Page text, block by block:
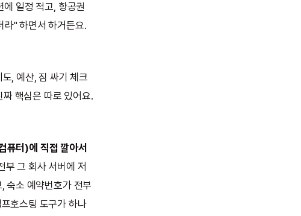
일정 적고, 항공권
라" 하면서 하거든요.
, 예산, 짐 싸기 체크
핵심은 따로 있어요.
퓨터)에 직접 깔아서
부 그 회사 서버에 저
숙소 예약번호가 전부
호스팅 도구가 하나